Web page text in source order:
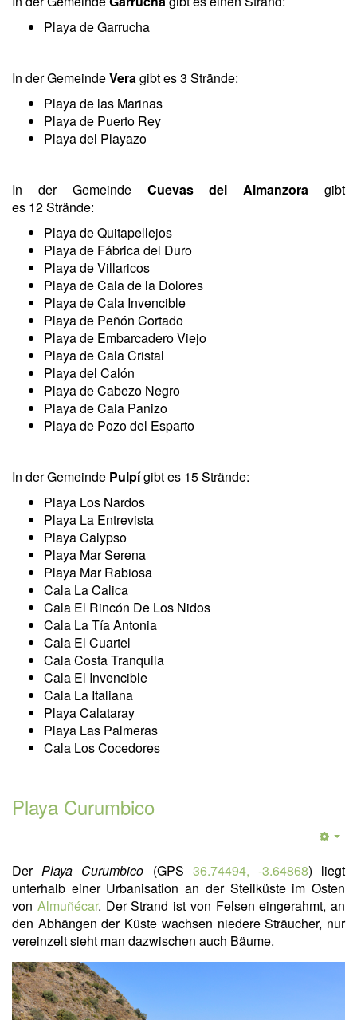
Playa de Garrucha
In der GemeindeVeragibt es 3 Strände:
Playa de las Marinas
Playa de Puerto Rey
Playa del Playazo
In der Gemeinde Cuevas del Almanzora gibt
es 12 Strände:
Playa de Quitapellejos
Playa de Fábrica del Duro
Playa de Villaricos
Playa de Cala de la Dolores
Playa de Cala Invencible
Playa de Peñón Cortado
Playa de Embarcadero Viejo
Playa de Cala Cristal
Playa del Calón
Playa de Cabezo Negro
Playa de Cala Panizo
Playa de Pozo del Esparto
In der Gemeinde Pulpígibt es 15 Strände:
Playa Los Nardos
Playa La Entrevista
Playa Calypso
Playa Mar Serena
Playa Mar Rabiosa
Cala La Calica
Cala El Rincón De Los Nidos
Cala La Tía Antonia
Cala El Cuartel
Cala Costa Tranquila
Cala El Invencible
Cala La Italiana
Playa Calataray
Playa Las Palmeras
Cala Los Cocedores
Playa Curumbico
DerPlaya Curumbico (GPS 36.74494, -3.64868) liegt
unterhalb einer Urbanisation an der Steilküste im Osten
von Almuñécar. Der Strand ist von Felsen eingerahmt, an
den Abhängen der Küste wachsen niedere Sträucher, nur
vereinzelt sieht man dazwischen auch Bäume.